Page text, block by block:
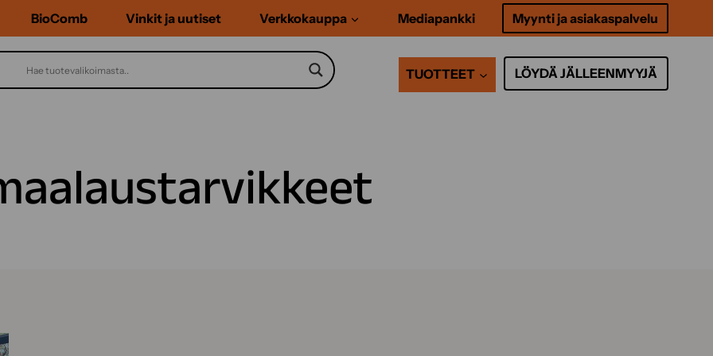
BioComb Vinkit ja uutiset Verkkokauppa Mediapankki Myynti ja asiakaspalvelu
TUOTTEET LÖYDÄ JÄLLEENMYYJÄ